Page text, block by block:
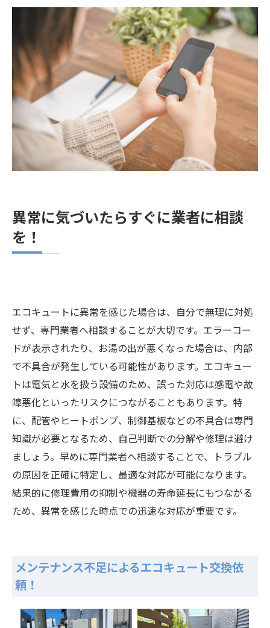
異常に気づいたらすぐに業者に相談
を！
エコキュートに異常を感じた場合は、自分で無理に対処
せず、専門業者へ相談することが大切です。エラーコー
ドが表示されたり、お湯の出が悪くなった場合は、内部
で不具合が発生している可能性があります。エコキュー
トは電気と水を扱う設備のため、誤った対応は感電や故
障悪化といったリスクにつながることもあります。特
に、配管やヒートポンプ、制御基板などの不具合は専門
知識が必要となるため、自己判断での分解や修理は避け
ましょう。早めに専門業者へ相談することで、トラブル
の原因を正確に特定し、最適な対応が可能になります。
結果的に修理費用の抑制や機器の寿命延長にもつながる
ため、異常を感じた時点での迅速な対応が重要です。
メンテナンス不足によるエコキュート交換依
頼！